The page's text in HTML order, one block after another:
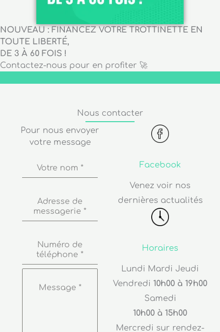
NOUVEAU : FINANCEZ VOTRE TROTTINETTE EN
TOUTE LIBERTÉ,
DE 3 À 60 FOIS !
Contactez-nous pour en profiter 🚀
Nous contacter
Pour nous envoyer
votre message
Votre nom *
Adresse de
messagerie *
Numéro de
téléphone *
Message *
Facebook
Venez voir nos
dernières actualités
Horaires
Lundi Mardi Jeudi
Vendredi 10h00 à 19h00
Samedi
10h00 à 15h00
Mercredi sur rendez-